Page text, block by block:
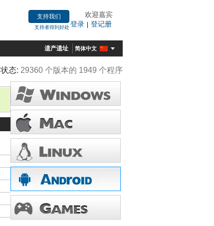
支持我们
支持者得到好处
欢迎嘉宾
登录 | 登记册
遗产遗址 简体中文
状态: 29360 个版本的 1949 个程序